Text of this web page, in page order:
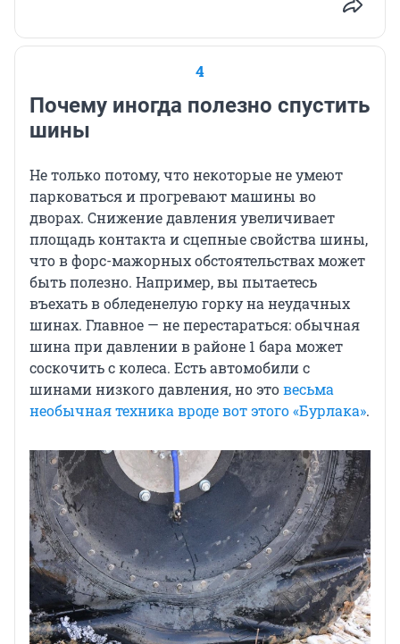
4
Почему иногда полезно спустить
шины
Не только потому, что некоторые не умеют
парковаться и прогревают машины во
дворах. Снижение давления увеличивает
площадь контакта и сцепные свойства шины,
что в форс-мажорных обстоятельствах может
быть полезно. Например, вы пытаетесь
въехать в обледенелую горку на неудачных
шинах. Главное — не перестараться: обычная
шина при давлении в районе 1 бара может
соскочить с колеса. Есть автомобили с
шинами низкого давления, но этовесьма
необычная техника вроде вот этого «Бурлака».